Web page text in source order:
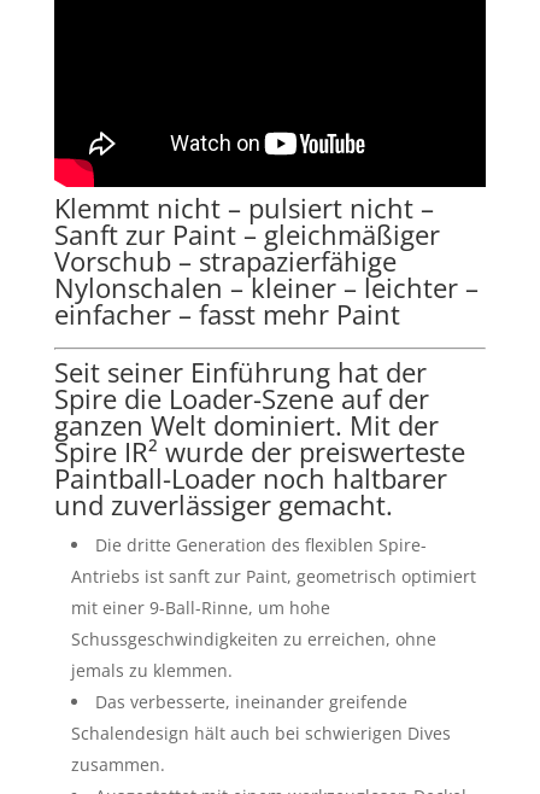
Klemmt nicht – pulsiert nicht –
Sanft zur Paint – gleichmäßiger
Vorschub – strapazierfähige
Nylonschalen – kleiner – leichter –
einfacher – fasst mehr Paint
Seit seiner Einführung hat der
Spire die Loader-Szene auf der
ganzen Welt dominiert. Mit der
Spire IR² wurde der preiswerteste
Paintball-Loader noch haltbarer
und zuverlässiger gemacht.
Die dritte Generation des flexiblen Spire-
Antriebs ist sanft zur Paint, geometrisch optimiert
mit einer 9-Ball-Rinne, um hohe
Schussgeschwindigkeiten zu erreichen, ohne
jemals zu klemmen.
Das verbesserte, ineinander greifende
Schalendesign hält auch bei schwierigen Dives
zusammen.